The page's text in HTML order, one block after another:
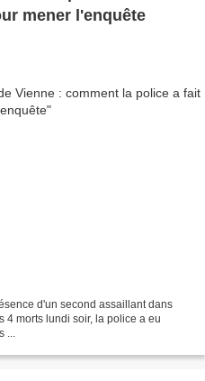
mener l'enquête
d'un second assaillant dans
4 morts lundi soir, la police a eu